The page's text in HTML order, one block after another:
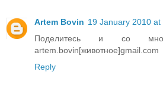
Artem Bovin 19 January 2010 at
Поделитесь и со
artem.bovin[животное]gmail.com
Reply